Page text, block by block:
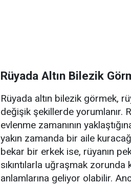
Rüyada Altın Bilezik
Rüyada altın bilezik görmek,
değişik şekillerde yorumlanır.
evlenme zamanının
yakın zamanda bir aile
bekar bir erkek ise, rüyanın
sıkıntılarla uğraşmak
anlamlarına geliyor olabilir.